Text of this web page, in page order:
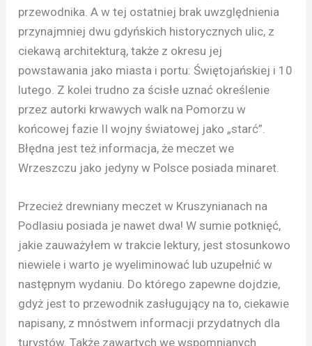
przewodnika. A w tej ostatniej brak uwzględnienia
przynajmniej dwu gdyńskich historycznych ulic, z
ciekawą architekturą, także z okresu jej
powstawania jako miasta i portu: Świętojańskiej i 10
lutego. Z kolei trudno za ścisłe uznać określenie
przez autorki krwawych walk na Pomorzu w
końcowej fazie II wojny światowej jako „starć”.
Błędna jest też informacja, że meczet we
Wrzeszczu jako jedyny w Polsce posiada minaret.
Przecież drewniany meczet w Kruszynianach na
Podlasiu posiada je nawet dwa! W sumie potknięć,
jakie zauważyłem w trakcie lektury, jest stosunkowo
niewiele i warto je wyeliminować lub uzupełnić w
następnym wydaniu. Do którego zapewne dojdzie,
gdyż jest to przewodnik zasługujący na to, ciekawie
napisany, z mnóstwem informacji przydatnych dla
turystów. Także zawartych we wspomnianych